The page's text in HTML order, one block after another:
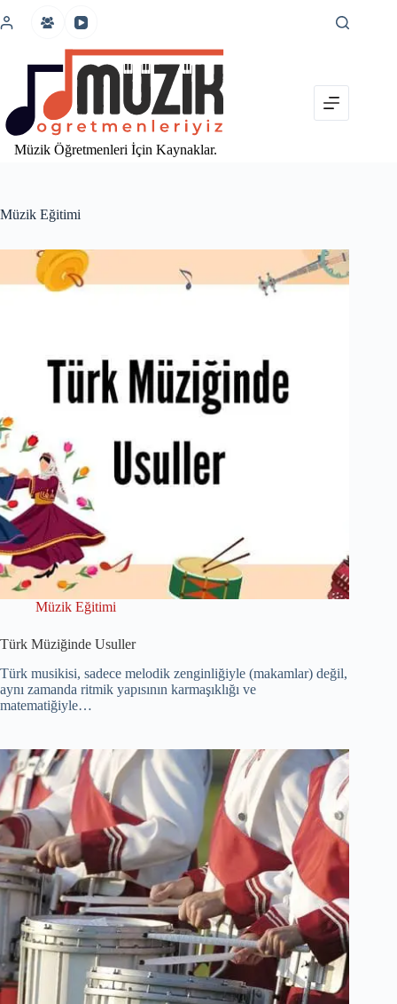
atla
Müzik Öğretmenleri İçin Kaynaklar.
Müzik Eğitimi
Müzik Eğitimi
Türk Müziğinde Usuller
Türk musikisi, sadece melodik zenginliğiyle (makamlar) değil,
aynı zamanda ritmik yapısının karmaşıklığı ve
matematiğiyle…